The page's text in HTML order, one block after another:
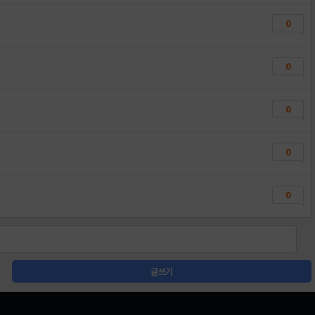
0
0
0
0
0
글쓰기